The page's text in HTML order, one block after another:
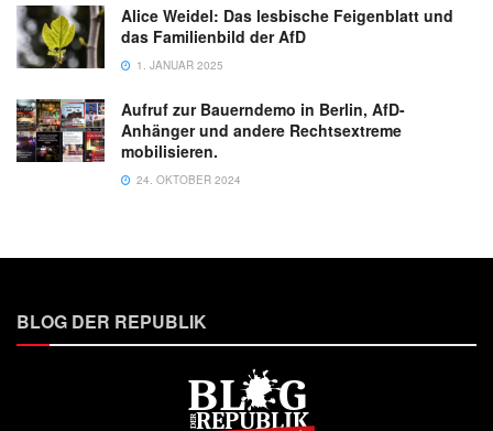
Alice Weidel: Das lesbische Feigenblatt und
das Familienbild der AfD
1. JANUAR 2025
Aufruf zur Bauerndemo in Berlin, AfD-
Anhänger und andere Rechtsextreme
mobilisieren.
24. OKTOBER 2024
BLOG DER REPUBLIK